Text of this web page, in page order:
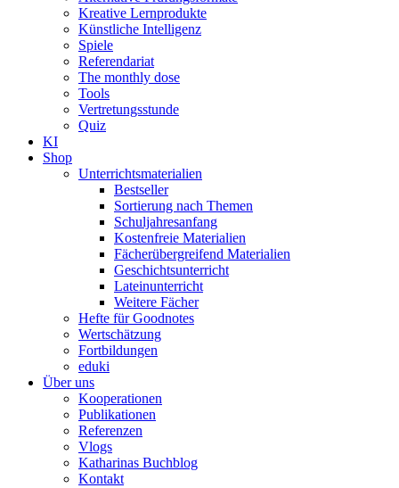
Kreative Lernprodukte
Künstliche Intelligenz
Spiele
Referendariat
The monthly dose
Tools
Vertretungsstunde
Quiz
KI
Shop
Unterrichtsmaterialien
Bestseller
Sortierung nach Themen
Schuljahresanfang
Kostenfreie Materialien
Fächerübergreifend Materialien
Geschichtsunterricht
Lateinunterricht
Weitere Fächer
Hefte für Goodnotes
Wertschätzung
Fortbildungen
eduki
Über uns
Kooperationen
Publikationen
Referenzen
Vlogs
Katharinas Buchblog
Kontakt